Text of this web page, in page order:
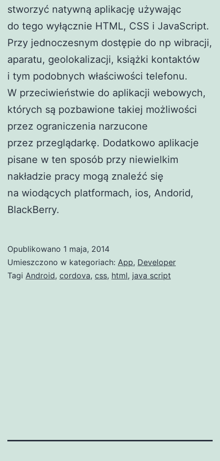
stworzyć natywną aplikację używając
do tego wyłącznie HTML, CSS i JavaScript.
Przy jednoczesnym dostępie do np wibracji,
aparatu, geolokalizacji, książki kontaktów
i tym podobnych właściwości telefonu.
W przeciwieństwie do aplikacji webowych,
których są pozbawione takiej możliwości
przez ograniczenia narzucone
przez przeglądarkę. Dodatkowo aplikacje
pisane w ten sposób przy niewielkim
nakładzie pracy mogą znaleźć się
na wiodących platformach, ios, Andorid,
BlackBerry.
Opublikowano 1 maja, 2014
Umieszczono w kategoriach: App, Developer
Tagi Android, cordova, css, html, java script